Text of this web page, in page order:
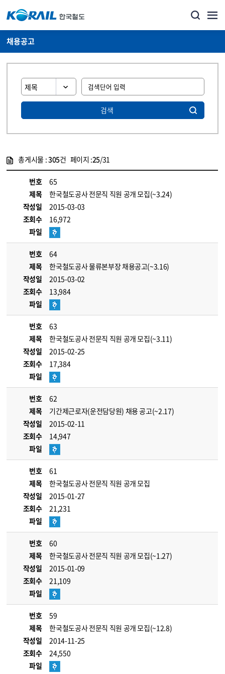
채용공고
검색
총게시물 :305건 페이지 :25/31
번호
65
제목
한국철도공사 전문직 직원 공개 모집(~3.24)
작성일
2015-03-03
조회수
16,972
파일
번호
64
제목
한국철도공사 물류본부장 채용공고(~3.16)
작성일
2015-03-02
조회수
13,984
파일
번호
63
제목
한국철도공사 전문직 직원 공개 모집(~3.11)
작성일
2015-02-25
조회수
17,384
파일
번호
62
제목
기간제근로자(운전담당원) 채용 공고(~2.17)
작성일
2015-02-11
조회수
14,947
파일
번호
61
제목
한국철도공사 전문직 직원 공개 모집
작성일
2015-01-27
조회수
21,231
파일
번호
60
제목
한국철도공사 전문직 직원 공개 모집(~1.27)
작성일
2015-01-09
조회수
21,109
파일
번호
59
제목
한국철도공사 전문직 직원 공개 모집(~12.8)
작성일
2014-11-25
조회수
24,550
파일